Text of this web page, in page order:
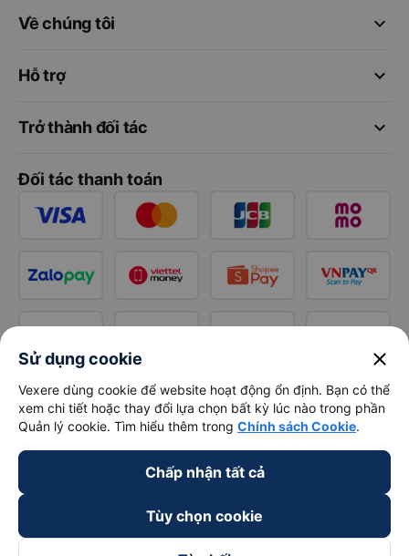
keyboard_arrow_down
Về chúng tôi
keyboard_arrow_down
Hỗ trợ
keyboard_arrow_down
Trở thành đối tác
Đối tác thanh toán
Sử dụng cookie close
Vexere dùng cookie để website hoạt động ổn định. Bạn có thể
xem chi tiết hoặc thay đổi lựa chọn bất kỳ lúc nào trong phần
Quản lý cookie. Tìm hiểu thêm trong Chính sách Cookie.
Chấp nhận tất cả
Tùy chọn cookie